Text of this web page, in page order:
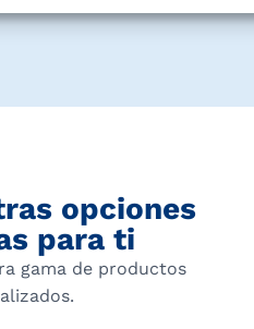
opciones
para ti
gama de productos